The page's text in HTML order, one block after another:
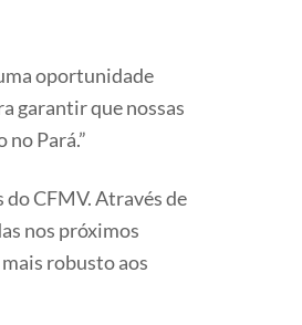
oportunidade
garantir que nossas
Pará.”
CFMV. Através de
nos próximos
robusto aos